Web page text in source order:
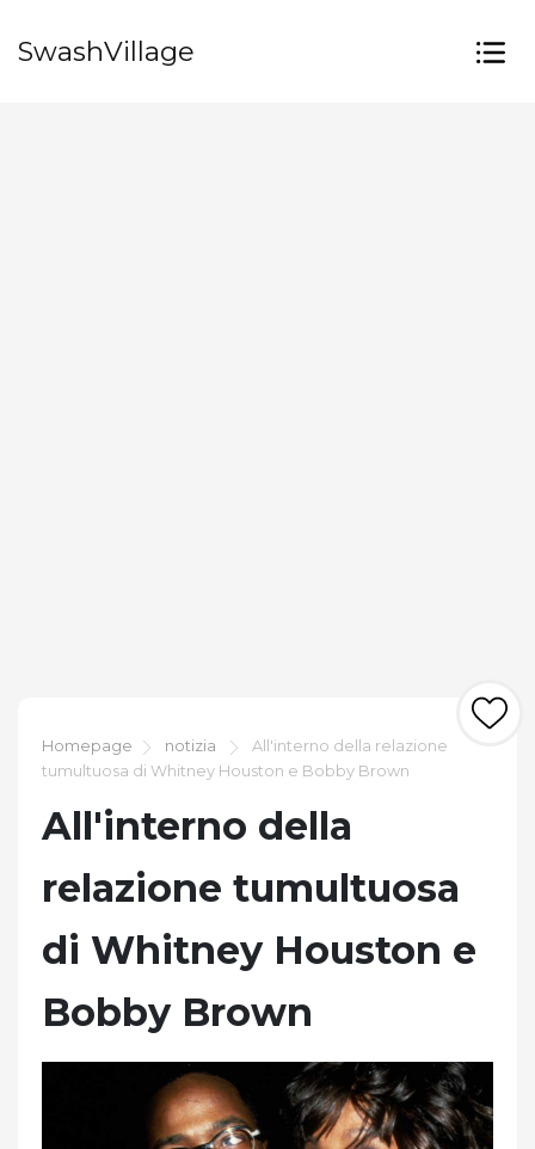
SwashVillage
Homepage notizia
All'interno della relazione
tumultuosa di Whitney Houston e Bobby Brown
All'interno della
relazione tumultuosa
di Whitney Houston e
Bobby Brown